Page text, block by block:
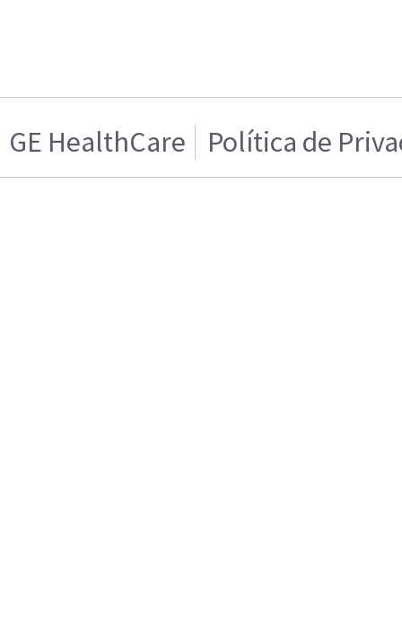
GE HealthCare Política de